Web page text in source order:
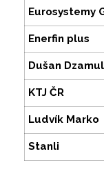
Eurosystemy
Enerfin plus
Dušan
KTJ ČR
Ludvík Marko
Stanli